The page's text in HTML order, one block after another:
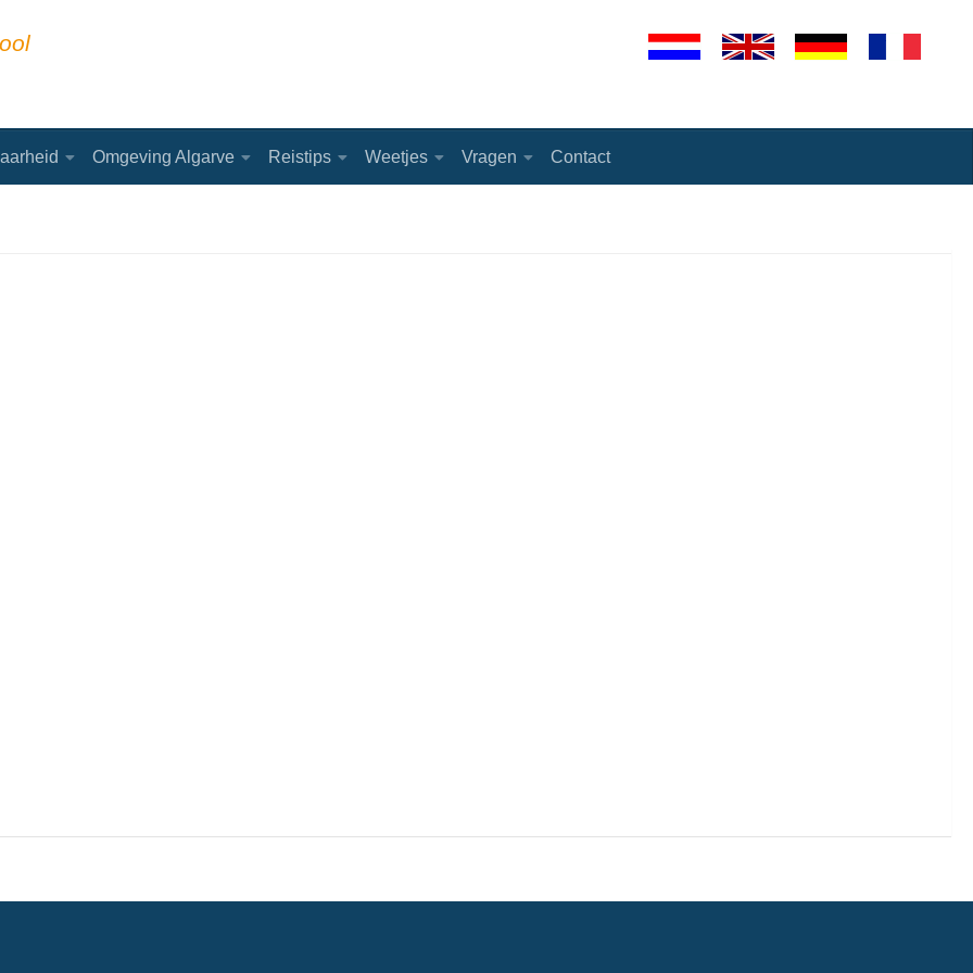
Omgeving Algarve Reistips Weetjes Vragen Contact